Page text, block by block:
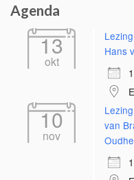
Agenda
13
okt
Hans
10
nov
van